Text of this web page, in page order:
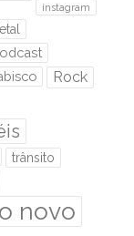
instagram
Rock
trânsito
novo